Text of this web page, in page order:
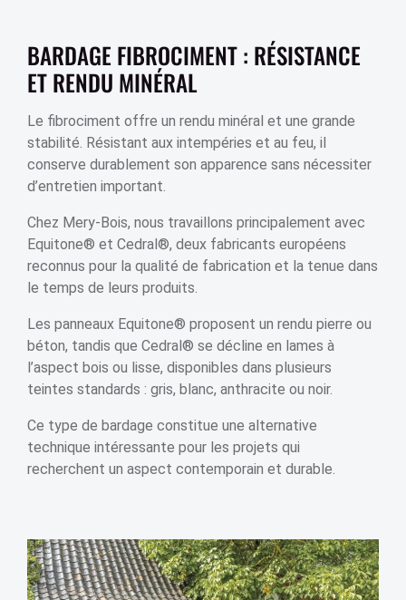
BARDAGE FIBROCIMENT : RÉSISTANCE
ET RENDU MINÉRAL
Le fibrociment offre un rendu minéral et une grande
stabilité. Résistant aux intempéries et au feu, il
conserve durablement son apparence sans nécessiter
d’entretien important.
Chez Mery-Bois, nous travaillons principalement avec
Equitone® et Cedral®, deux fabricants européens
reconnus pour la qualité de fabrication et la tenue dans
le temps de leurs produits.
Les panneaux Equitone® proposent un rendu pierre ou
béton, tandis que Cedral® se décline en lames à
l’aspect bois ou lisse, disponibles dans plusieurs
teintes standards : gris, blanc, anthracite ou noir.
Ce type de bardage constitue une alternative
technique intéressante pour les projets qui
recherchent un aspect contemporain et durable.